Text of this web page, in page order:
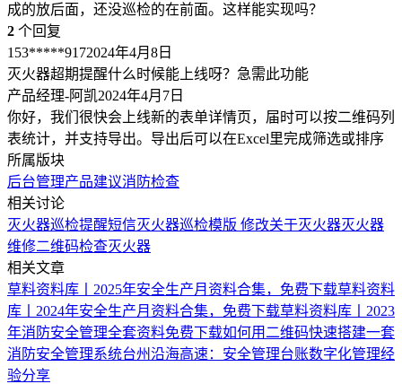
成的放后面，还没巡检的在前面。这样能实现吗？
2 个回复
153*****9172024年4月8日
灭火器超期提醒什么时候能上线呀？急需此功能
产品经理-阿凯2024年4月7日
你好，我们很快会上线新的表单详情页，届时可以按二维码列
表统计，并支持导出。导出后可以在Excel里完成筛选或排序
所属版块
后台管理产品建议消防检查
相关讨论
灭火器巡检提醒短信灭火器巡检模版 修改关于灭火器灭火器
维修二维码检查灭火器
相关文章
草料资料库丨2025年安全生产月资料合集，免费下载草料资料
库丨2024年安全生产月资料合集，免费下载草料资料库丨2023
年消防安全管理全套资料免费下载如何用二维码快速搭建一套
消防安全管理系统台州沿海高速：安全管理台账数字化管理经
验分享